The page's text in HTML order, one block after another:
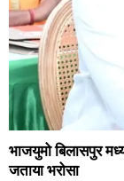
भाजयुमो बिलासपुर
जताया भरोसा